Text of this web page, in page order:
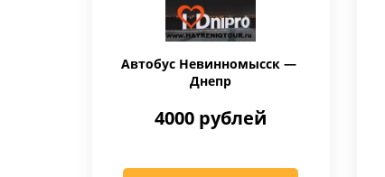
Автобус Невинномысск —
Днепр
4000 рублей